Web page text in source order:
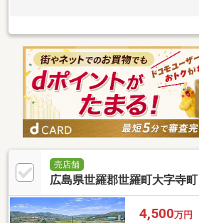
売店舗
広島県世羅郡世羅町大字寺町
4,500万円